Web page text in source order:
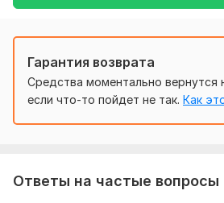
Гарантия возврата
Средства моментально вернутся
если что-то пойдет не так. Как
Ответы на частые вопросы